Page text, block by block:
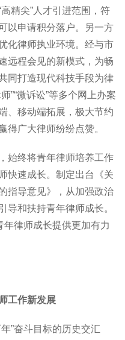
精尖”人才引进范围，符
以申请积分落户。另一方
化律师执业环境。经与市
远程会见的新模式，为畅
同打造现代科技手段为律
”“微诉讼”等多个网上办案
、移动端拓展，极大节约
得广大律师纷纷点赞。
始终将青年律师培养工作
快速成长。制定出台《关
指导意见》，从加强政治
导和扶持青年律师成长。
年律师成长提供更加有力
工作新发展
”奋斗目标的历史交汇